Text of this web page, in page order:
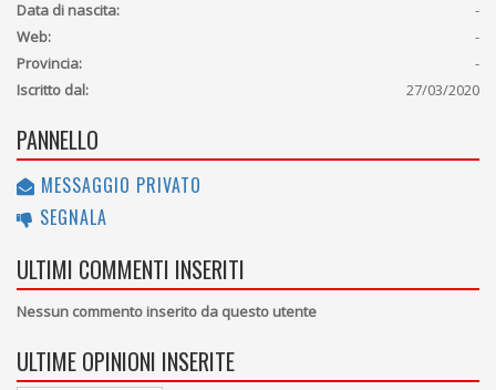
Data di nascita:
-
Web:
-
Provincia:
-
Iscritto dal:
27/03/2020
PANNELLO
MESSAGGIO PRIVATO
SEGNALA
ULTIMI COMMENTI INSERITI
Nessun commento inserito da questo utente
ULTIME OPINIONI INSERITE